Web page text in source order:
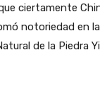
ciertamente
notoriedad en
de la Piedra